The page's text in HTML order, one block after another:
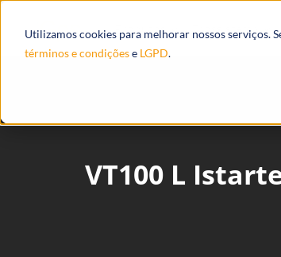
Utilizamos cookies para melhorar nossos serviços.
términos e condiçõese LGPD.
Produtos Ecossistema
VT100 L